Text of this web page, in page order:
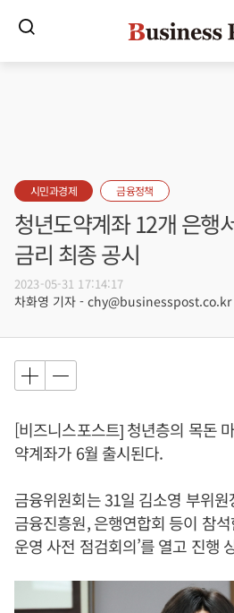
시민과경제 금융정책
청년도약계좌 12개 은행
금리 최종 공시
2023-05-31 17:14:17
차화영 기자 - chy@businesspost.co.kr
[비즈니스포스트] 청년층의 목돈
약계좌가 6월 출시된다.
금융위원회는 31일 김소영 부위
금융진흥원, 은행연합회 등이 참
운영 사전 점검회의’를 열고 진행